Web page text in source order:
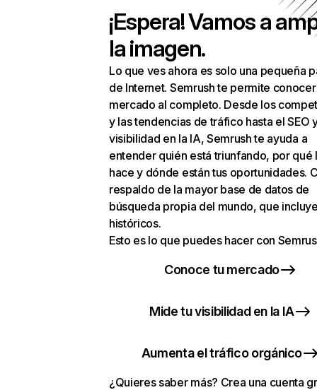
¡Espera! Vamos a
la imagen.
Lo que ves ahora es solo una pequeña
de Internet. Semrush te permite
mercado al completo. Desde los
y las tendencias de tráfico hasta el SEO
visibilidad en la IA, Semrush te ayuda a
entender quién está triunfando, por qué
hace y dónde están tus oportunidades.
respaldo de la mayor base de datos de
búsqueda propia del mundo, que
históricos.
Esto es lo que puedes hacer con
Conoce tu mercado
Mide tu visibilidad en la IA
Aumenta el tráfico orgánico
¿Quieres saber más? Crea una cuenta